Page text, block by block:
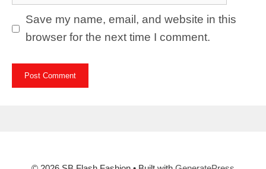
Save my name, email, and website in this
browser for the next time I comment.